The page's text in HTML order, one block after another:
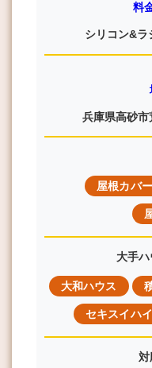
料
シリコン&ラ
兵庫県高砂
屋根カバ
大手
大和ハウス
セキスイハ
対